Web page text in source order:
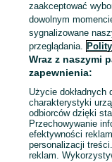
KATEGORIA
ID:492943954
Zadzwoń
zaakceptować
dowolnym
sygnalizowane
przeglądania.
Wraz z naszymi
zapewnienia:
Użycie
charakterystyki
odbiorców dzięki
Przechowywanie
efektywności
personalizacji
reklam.